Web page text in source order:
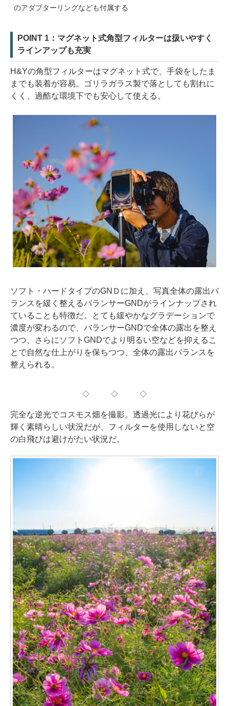
のアダプターリングなども付属する
POINT 1：マグネット式角型フィルターは扱いやすく
ラインアップも充実
H&Yの角型フィルターはマグネット式で、手袋をしたま
までも装着が容易。ゴリラガラス製で落としても割れに
くく、過酷な環境下でも安心して使える。
ソフト・ハードタイプのGNＤに加え、写真全体の露出バ
ランスを緩く整えるバランサーGNDがラインナップされ
ていることも特徴だ。とても緩やかなグラデーションで
濃度が変わるので、バランサーGNDで全体の露出を整え
つつ、さらにソフトGNDでより明るい空などを抑えるこ
とで自然な仕上がりを保ちつつ、全体の露出バランスを
整えられる。
◇ ◇ ◇
完全な逆光でコスモス畑を撮影。透過光により花びらが
輝く素晴らしい状況だが、フィルターを使用しないと空
の白飛びは避けがたい状況だ。